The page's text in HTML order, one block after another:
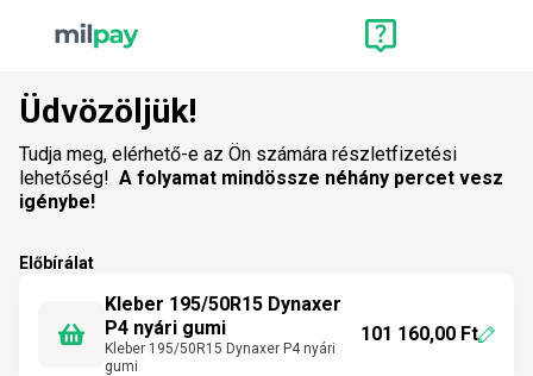
Üdvözöljük!
Tudja meg, elérhető-e az Ön számára részletfizetési
lehetőség! A folyamat mindössze néhány percet vesz
igénybe!
Előbírálat
Kleber 195/50R15 Dynaxer
P4 nyári gumi
Kleber 195/50R15 Dynaxer P4 nyári
gumi
101 160,00 Ft